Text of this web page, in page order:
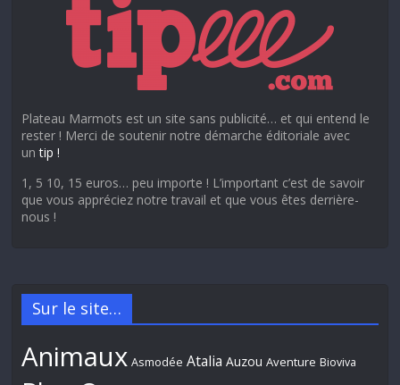
Plateau Marmots est un site sans publicité… et qui entend le
rester ! Merci de soutenir notre démarche éditoriale avec
untip !
1, 5 10, 15 euros… peu importe ! L’important c’est de savoir
que vous appréciez notre travail et que vous êtes derrière-
nous !
Sur le site…
Animaux Asmodée Atalia Auzou Aventure Bioviva